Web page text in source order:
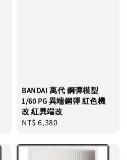
BANDAI 萬代 鋼彈模型
1/60 PG 異端鋼彈 紅色機
改 紅異端改
Regular
NT$ 6,380